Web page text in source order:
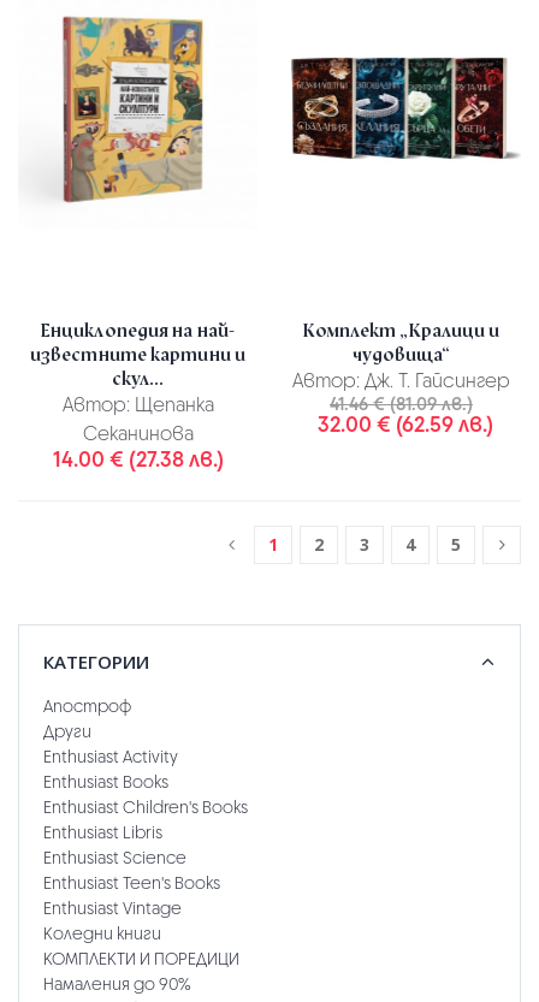
Енциклопедия на най-
известните картини и
скул...
Автор: Щепанка
Секанинова
14.00 € (27.38 лв.)
Комплект „Кралици и
чудовища“
Автор: Дж. Т. Гайсингер
41.46 € (81.09 лв.)
32.00 € (62.59 лв.)
1 2 3 4 5
КАТЕГОРИИ
Апостроф
Други
Enthusiast Activity
Enthusiast Books
Enthusiast Children's Books
Enthusiast Libris
Enthusiast Science
Enthusiast Teen's Books
Enthusiast Vintage
Коледни книги
КОМПЛЕКТИ И ПОРЕДИЦИ
Намаления до 90%